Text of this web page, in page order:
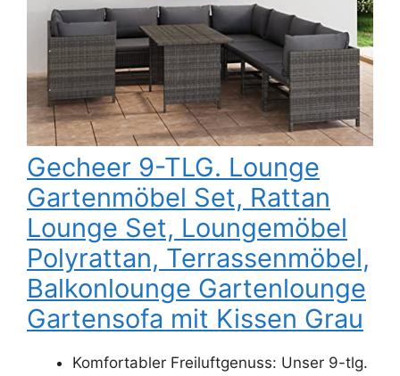
Gecheer 9-TLG. Lounge
Gartenmöbel Set, Rattan
Lounge Set, Loungemöbel
Polyrattan, Terrassenmöbel,
Balkonlounge Gartenlounge
Gartensofa mit Kissen Grau
Komfortabler Freiluftgenuss: Unser 9-tlg.